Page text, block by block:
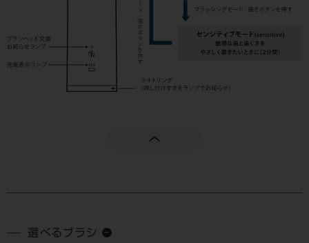
選べるブラシ